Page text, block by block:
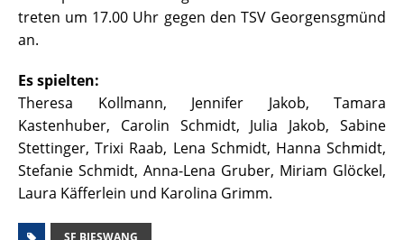
treten um 17.00 Uhr gegen den TSV Georgensgmünd
an.
Es spielten:
Theresa Kollmann, Jennifer Jakob, Tamara
Kastenhuber, Carolin Schmidt, Julia Jakob, Sabine
Stettinger, Trixi Raab, Lena Schmidt, Hanna Schmidt,
Stefanie Schmidt, Anna-Lena Gruber, Miriam Glöckel,
Laura Käfferlein und Karolina Grimm.